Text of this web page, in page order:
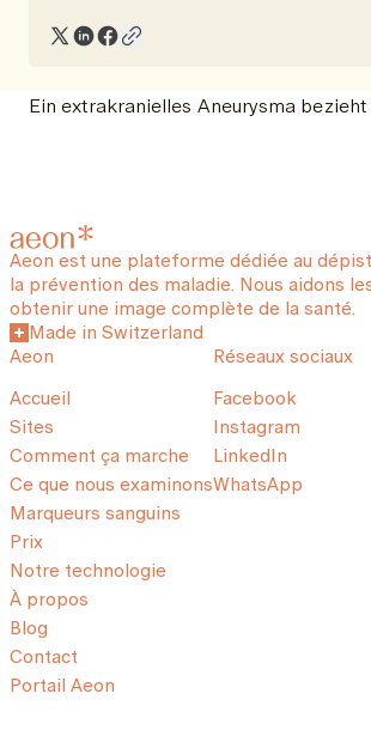
Ein extrakranielles Aneurysma
Aeon est une plateforme dédiée au
la prévention des maladie. Nous aidons
obtenir une image complète de la santé.
Made in Switzerland
Aeon
Accueil
Sites
Comment ça marche
Ce que nous examinons
Marqueurs sanguins
Prix
Notre technologie
À propos
Blog
Contact
Portail Aeon
Réseaux sociaux
Facebook
Instagram
LinkedIn
WhatsApp